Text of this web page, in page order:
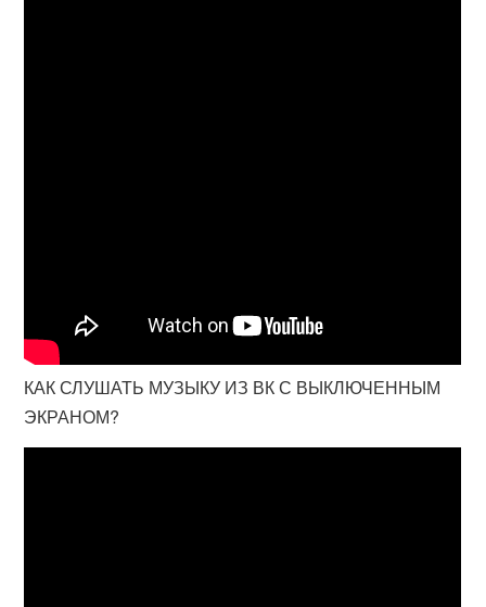
КАК СЛУШАТЬ МУЗЫКУ ИЗ ВК С ВЫКЛЮЧЕННЫМ
ЭКРАНОМ?